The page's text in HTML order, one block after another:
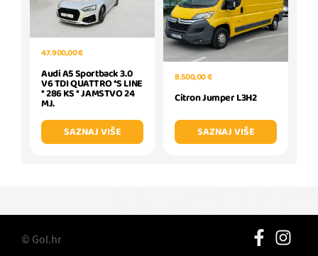
47.900,00 €
Audi A5 Sportback 3.0
V6 TDI QUATTRO *S LINE
* 286 KS * JAMSTVO 24
MJ.
SAZNAJ VIŠE
8.500,00 €
Citron Jumper L3H2
SAZNAJ VIŠE
© Gol.hr